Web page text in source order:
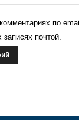
по
почтой.